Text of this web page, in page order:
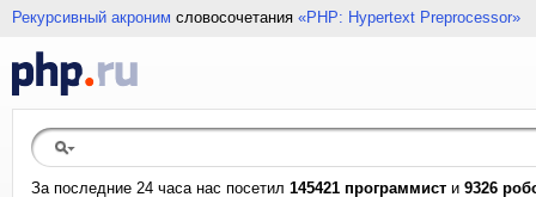
Рекурсивный акроним словосочетания «PHP: Hypertext Preprocessor»
За последние 24 часа нас посетил 145421 программист и 9326